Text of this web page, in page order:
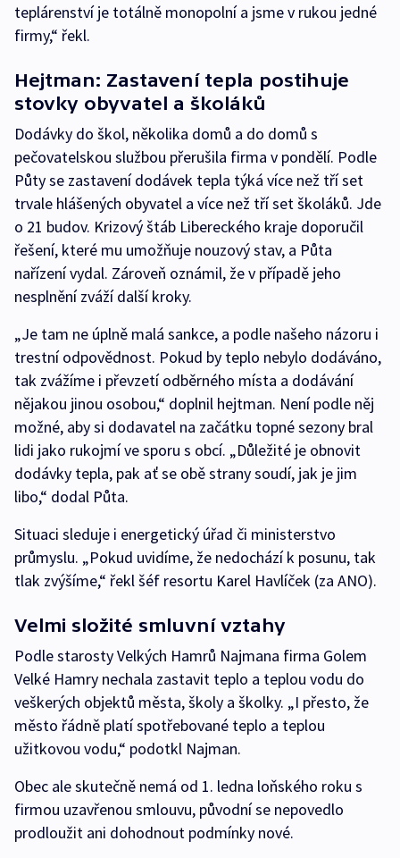
teplárenství je totálně monopolní a jsme v rukou jedné
firmy,“ řekl.
Hejtman: Zastavení tepla postihuje
stovky obyvatel a školáků
Dodávky do škol, několika domů a do domů s
pečovatelskou službou přerušila firma v pondělí. Podle
Půty se zastavení dodávek tepla týká více než tří set
trvale hlášených obyvatel a více než tří set školáků. Jde
o 21 budov. Krizový štáb Libereckého kraje doporučil
řešení, které mu umožňuje nouzový stav, a Půta
nařízení vydal. Zároveň oznámil, že v případě jeho
nesplnění zváží další kroky.
„Je tam ne úplně malá sankce, a podle našeho názoru i
trestní odpovědnost. Pokud by teplo nebylo dodáváno,
tak zvážíme i převzetí odběrného místa a dodávání
nějakou jinou osobou,“ doplnil hejtman. Není podle něj
možné, aby si dodavatel na začátku topné sezony bral
lidi jako rukojmí ve sporu s obcí. „Důležité je obnovit
dodávky tepla, pak ať se obě strany soudí, jak je jim
libo,“ dodal Půta.
Situaci sleduje i energetický úřad či ministerstvo
průmyslu. „Pokud uvidíme, že nedochází k posunu, tak
tlak zvýšíme,“ řekl šéf resortu Karel Havlíček (za ANO).
Velmi složité smluvní vztahy
Podle starosty Velkých Hamrů Najmana firma Golem
Velké Hamry nechala zastavit teplo a teplou vodu do
veškerých objektů města, školy a školky. „I přesto, že
město řádně platí spotřebované teplo a teplou
užitkovou vodu,“ podotkl Najman.
Obec ale skutečně nemá od 1. ledna loňského roku s
firmou uzavřenou smlouvu, původní se nepovedlo
prodloužit ani dohodnout podmínky nové.